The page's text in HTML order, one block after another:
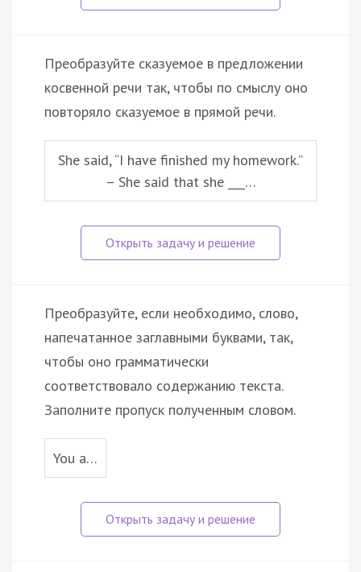
Преобразуйте сказуемое в предложении
косвенной речи так, чтобы по смыслу оно
повторяло сказуемое в прямой речи.
She said, “I have finished my homework.”
– She said that she ___…
Преобразуйте, если необходимо, слово,
напечатанное заглавными буквами, так,
чтобы оно грамматически
соответствовало содержанию текста.
Заполните пропуск полученным словом.
You a…